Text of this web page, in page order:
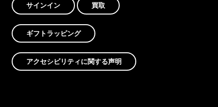
サインイン 買取
ギフトラッピング
アクセシビリティに関する声明